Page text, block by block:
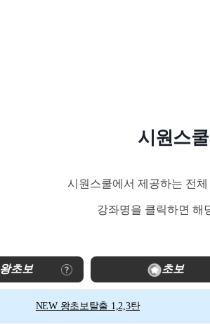
시원스
시원스쿨에서 제공하는 전
강좌명을 클릭하면 해
왕초보 초보
NEW 왕초보탈출 1,2,3탄